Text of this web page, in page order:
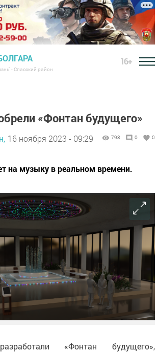
- Спасский район
16+
«Фонтан будущего»
16 ноября 2023 - 09:29 793 0 0
на музыку в реальном времени.
«Фонтан будущего»,